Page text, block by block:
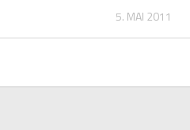
5. MAI 2011